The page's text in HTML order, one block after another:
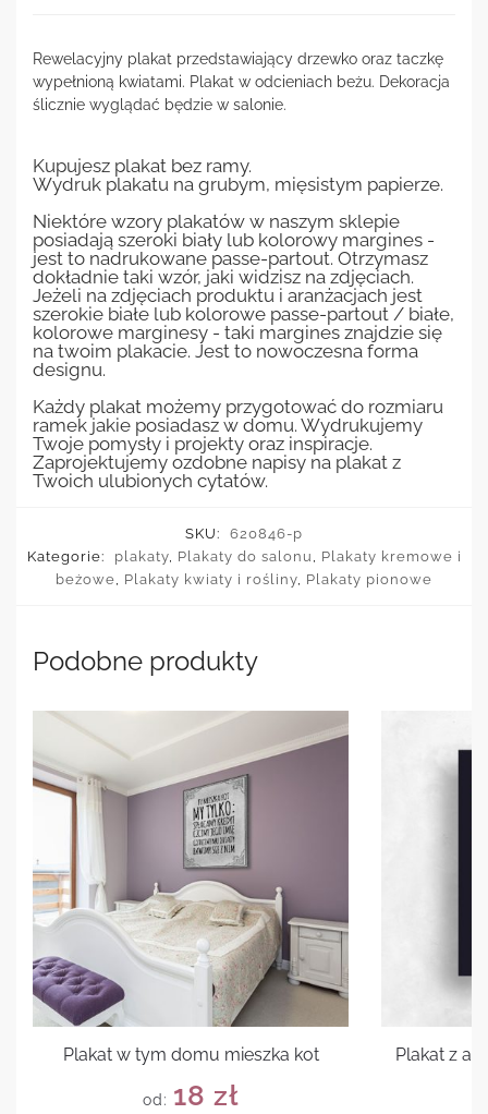
Rewelacyjny plakat przedstawiający drzewko oraz taczkę
wypełnioną kwiatami. Plakat w odcieniach beżu. Dekoracja
ślicznie wyglądać będzie w salonie.
Kupujesz plakat bez ramy.
Wydruk plakatu na grubym, mięsistym papierze.
Niektóre wzory plakatów w naszym sklepie
posiadają szeroki biały lub kolorowy margines -
jest to nadrukowane passe-partout. Otrzymasz
dokładnie taki wzór, jaki widzisz na zdjęciach.
Jeżeli na zdjęciach produktu i aranżacjach jest
szerokie białe lub kolorowe passe-partout / białe,
kolorowe marginesy - taki margines znajdzie się
na twoim plakacie. Jest to nowoczesna forma
designu.
Każdy plakat możemy przygotować do rozmiaru
ramek jakie posiadasz w domu. Wydrukujemy
Twoje pomysły i projekty oraz inspiracje.
Zaprojektujemy ozdobne napisy na plakat z
Twoich ulubionych cytatów.
SKU:
620846-p
Kategorie:
plakaty, Plakaty do salonu , Plakaty kremowe i
beżowe, Plakaty kwiaty i rośliny, Plakaty pionowe
Podobne produkty
Plakat w tym domu mieszka kot
od: 18 zł
Plakat z